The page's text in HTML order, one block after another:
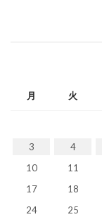
月 火
3
4
10
11
17
18
24
25